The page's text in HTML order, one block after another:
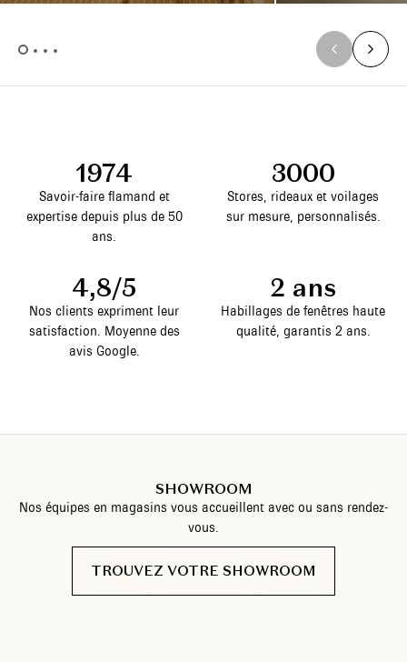
1974
Savoir-faire flamand et
expertise depuis plus de 50
ans.
3000
Stores, rideaux et voilages
sur mesure, personnalisés.
4,8/5
Nos clients expriment leur
satisfaction. Moyenne des
avis Google.
2 ans
Habillages de fenêtres haute
qualité, garantis 2 ans.
SHOWROOM
Nos équipes en magasins vous accueillent avec ou sans rendez-
vous.
TROUVEZ VOTRE SHOWROOM